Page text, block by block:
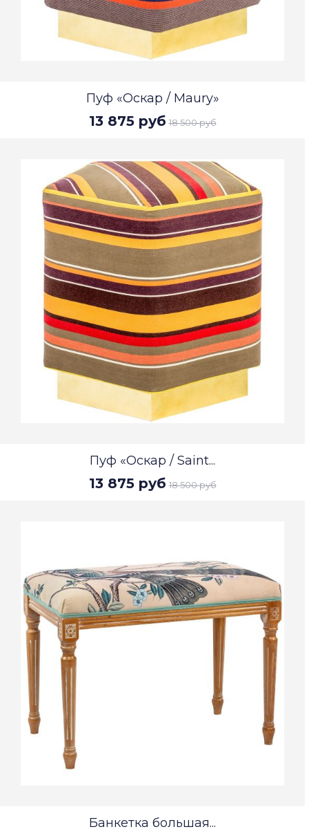
Пуф «Оскар / Maury»
13 875 руб 18 500 руб
Пуф «Оскар / Saint...
13 875 руб 18 500 руб
Банкетка большая...